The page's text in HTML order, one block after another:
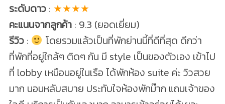
ระดับดาว: ★★★★
คะแนนจากลูกค้า: 9.3 (ยอดเยี่ยม)
รีวิว:
โดยรวมแล้วเป็นที่พักย่านนี้ที่ดีที่สุด ดีกว่า
ที่พักที่อยู่ใกล้ๆ ติดๆ กัน มี style เป็นของตัวเอง เข้าไป
ที่ lobby เหมือนอยู่ในเรือ ได้พักห้อง suite ค่ะ วิวสวย
มาก นอนหลับสบาย ประทับใจห้องพักม๊าก แถมเจ้าของ